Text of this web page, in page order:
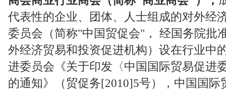
代表性的企业、团体、人士组成的对外经
委员会（简称"中国贸促会"， 经国务院批
外经济贸易和投资促进机构）设在行业中
进委员会《关于印发〈中国国际贸易促进
的通知》（贸促务[2010]5号），中国国